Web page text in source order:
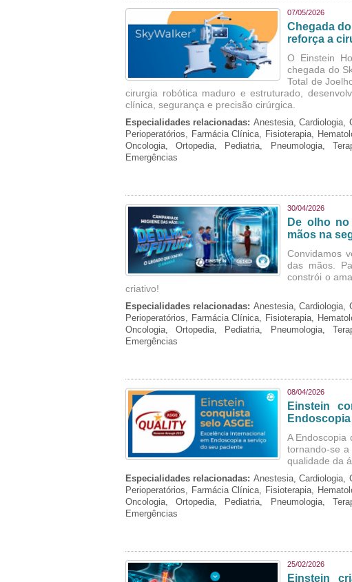
07/05/2026
Chegada
reforça a
O Einstein
chegada do
Total de
cirurgia robótica maduro e estruturado,
clínica, segurança e precisão cirúrgica.
Especialidades relacionadas: Anestesia, Cardiologia,
Perioperatórios, Farmácia Clínica, Fisioterapia,
Oncologia, Ortopedia, Pediatria, Pneumologia,
Emergências
30/04/2026
De olho
mãos na
Convidamos
das mãos.
constrói o
criativo!
Especialidades relacionadas: Anestesia, Cardiologia,
Perioperatórios, Farmácia Clínica, Fisioterapia,
Oncologia, Ortopedia, Pediatria, Pneumologia,
Emergências
08/04/2026
Einstein
A Endoscopia
tornando-se
qualidade da
Especialidades relacionadas: Anestesia, Cardiologia,
Perioperatórios, Farmácia Clínica, Fisioterapia,
Oncologia, Ortopedia, Pediatria, Pneumologia,
Emergências
25/02/2026
Einstein